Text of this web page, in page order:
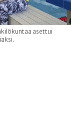
asettui